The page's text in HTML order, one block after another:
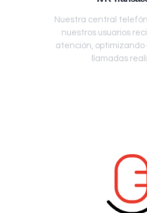
Nuestra central
nuestros usuarios
atención, optimizando
llamadas